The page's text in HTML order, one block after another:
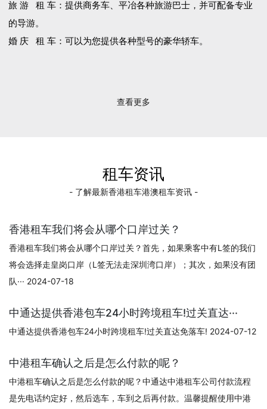
旅 游 租 车：提供商务车、平冶各种旅游巴士，并可配备专业
的导游。
婚 庆 租 车：可以为您提供各种型号的豪华轿车。
查看更多
租车资讯
- 了解最新香港租车港澳租车资讯 -
香港租车我们将会从哪个口岸过关？
香港租车我们将会从哪个口岸过关？首先，如果乘客中有L签的我们
将会选择走皇岗口岸（L签无法走深圳湾口岸）；其次，如果没有团
队··· 2024-07-18
中通达提供香港包车24小时跨境租车!过关直达···
中通达提供香港包车24小时跨境租车!过关直达免落车! 2024-07-12
中港租车确认之后是怎么付款的呢？
中港租车确认之后是怎么付款的呢？中通达中港租车公司付款流程
是先电话约定好，然后选车，车到之后再付款。温馨提醒使用中港